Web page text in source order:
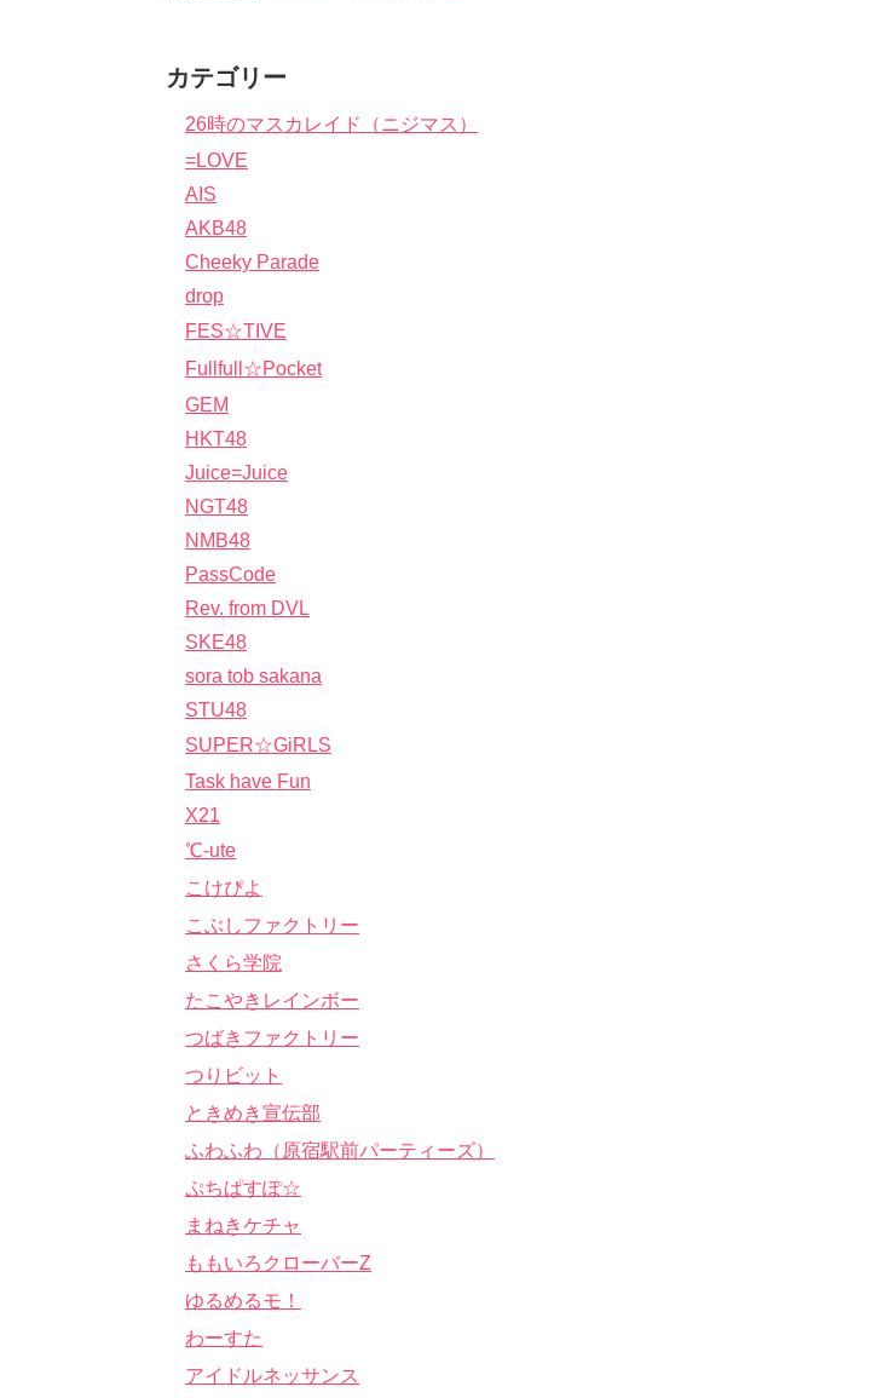
カテゴリー
26時のマスカレイド（ニジマス）
=LOVE
AIS
AKB48
Cheeky Parade
drop
FES☆TIVE
Fullfull☆Pocket
GEM
HKT48
Juice=Juice
NGT48
NMB48
PassCode
Rev. from DVL
SKE48
sora tob sakana
STU48
SUPER☆GiRLS
Task have Fun
X21
℃-ute
こけぴよ
こぶしファクトリー
さくら学院
たこやきレインボー
つばきファクトリー
つりビット
ときめき宣伝部
ふわふわ（原宿駅前パーティーズ）
ぷちぱすぽ☆
まねきケチャ
ももいろクローバーZ
ゆるめるモ！
わーすた
アイドルネッサンス